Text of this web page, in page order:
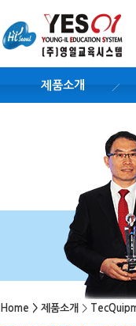
제품소개
Home > 제품소개 >